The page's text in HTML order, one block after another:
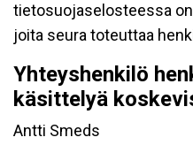
tietosuojaselosteessa
joita seura toteuttaa
Yhteyshenkilö
käsittelyä
Antti Smeds